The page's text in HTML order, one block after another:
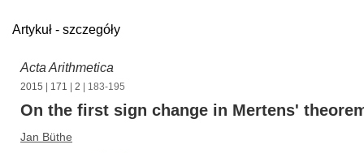
Artykuł - szczegóły
Acta Arithmetica
2015 171 2 | 183-195
On the first sign change in Mertens'
Jan Büthe